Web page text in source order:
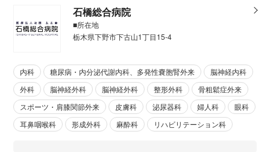
石橋総合病院
■所在地
栃木県下野市下古山1丁目15-4
内科 糖尿病・内分泌代謝内科、多発性嚢胞腎外来
脳神経内科
外科
脳神経外科 脳神経外科 整形外科
骨粗鬆症外来
スポーツ・肩膝関節外来
皮膚科 泌尿器科 婦人科
眼科
耳鼻咽喉科
形成外科 麻酔科 リハビリテーション科